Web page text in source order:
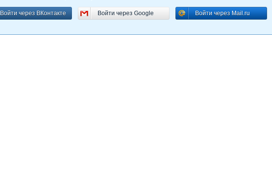
Войти через ВКонтакте
Войти через ВКонтакте Войти через Google
Войти через Google Войти через Mail.ru
Войти через Mail.ru